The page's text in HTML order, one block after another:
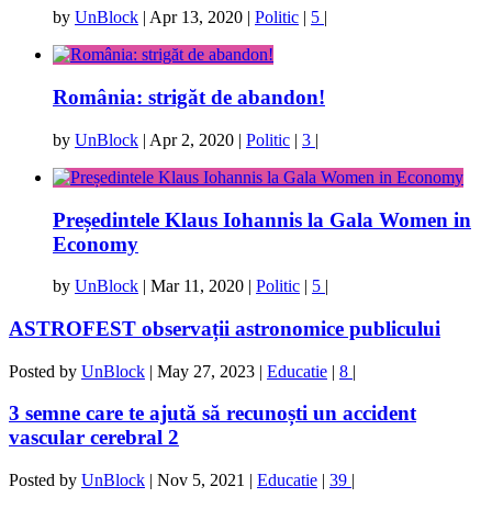
by UnBlock | Apr 13, 2020 | Politic | 5 |
România: strigăt de abandon!
by UnBlock | Apr 2, 2020 | Politic | 3 |
Președintele Klaus Iohannis la Gala Women in
Economy
by UnBlock | Mar 11, 2020 | Politic | 5 |
ASTROFEST observații astronomice publicului
Posted by UnBlock | May 27, 2023 | Educatie | 8 |
3 semne care te ajută să recunoști un accident
vascular cerebral 2
Posted by UnBlock | Nov 5, 2021 | Educatie | 39 |